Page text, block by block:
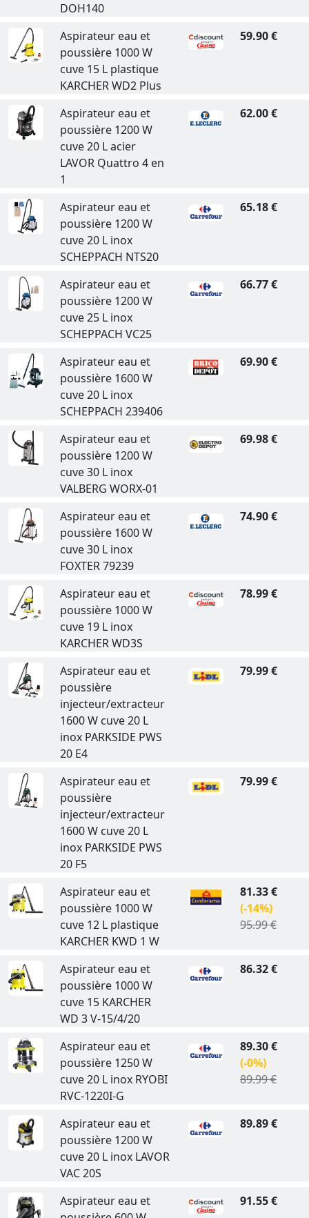
DOH140
Aspirateur eau et
poussière 1000 W
cuve 15 L plastique
KARCHER WD2 Plus
59.90 €
Aspirateur eau et
poussière 1200 W
cuve 20 L acier
LAVOR Quattro 4 en
1
62.00 €
Aspirateur eau et
poussière 1200 W
cuve 20 L inox
SCHEPPACH NTS20
65.18 €
Aspirateur eau et
poussière 1200 W
cuve 25 L inox
SCHEPPACH VC25
66.77 €
Aspirateur eau et
poussière 1600 W
cuve 20 L inox
SCHEPPACH 239406
69.90 €
Aspirateur eau et
poussière 1200 W
cuve 30 L inox
VALBERG WORX-01
69.98 €
Aspirateur eau et
poussière 1600 W
cuve 30 L inox
FOXTER 79239
74.90 €
Aspirateur eau et
poussière 1000 W
cuve 19 L inox
KARCHER WD3S
78.99 €
Aspirateur eau et
poussière
injecteur/extracteur
1600 W cuve 20 L
inox PARKSIDE PWS
20 E4
79.99 €
Aspirateur eau et
poussière
injecteur/extracteur
1600 W cuve 20 L
inox PARKSIDE PWS
20 F5
79.99 €
Aspirateur eau et
poussière 1000 W
cuve 12 L plastique
KARCHER KWD 1 W
81.33 €
(-14%)
95.99 €
Aspirateur eau et
poussière 1000 W
cuve 15 KARCHER
WD 3 V-15/4/20
86.32 €
Aspirateur eau et
poussière 1250 W
cuve 20 L inox RYOBI
RVC-1220I-G
89.30 €
(-0%)
89.99 €
Aspirateur eau et
poussière 1200 W
cuve 20 L inox LAVOR
VAC 20S
89.89 €
Aspirateur eau et
91.55 €